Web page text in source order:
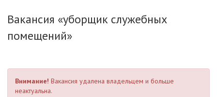
Вакансия «уборщик служебных
помещений»
Внимание! Вакансия удалена владельцем и больше
неактуальна.